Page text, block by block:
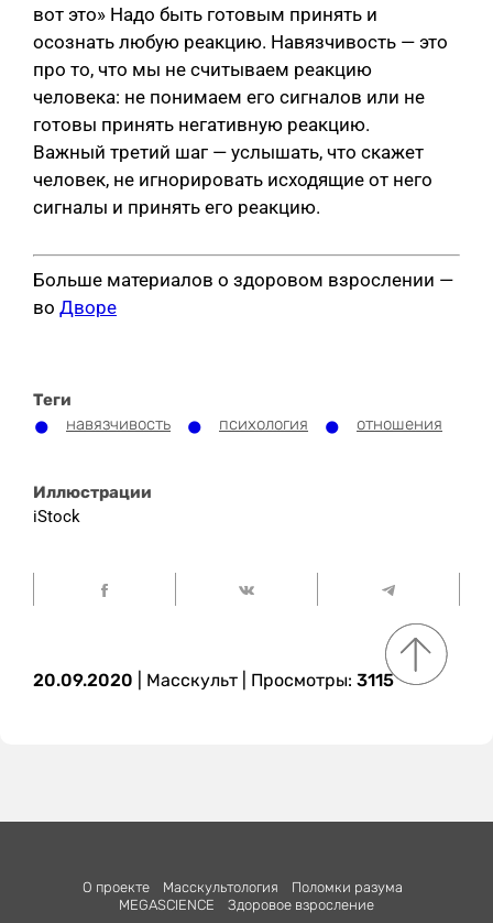
вот это» Надо быть готовым принять и
осознать любую реакцию. Навязчивость — это
про то, что мы не считываем реакцию
человека: не понимаем его сигналов или не
готовы принять негативную реакцию.
Важный третий шаг — услышать, что скажет
человек, не игнорировать исходящие от него
сигналы и принять его реакцию.
Больше материалов о здоровом взрослении —
во Дворе
Теги
навязчивость
психология отношения
Иллюстрации
iStock
20.09.2020 Масскульт | Просмотры: 3115
О проекте Масскультология
Поломки разума
MEGASCIENСE
Здоровое взросление